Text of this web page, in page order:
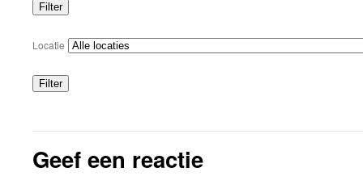
Filter
Categorieën
Locatie
Filter
Locaties
Geef een reactie